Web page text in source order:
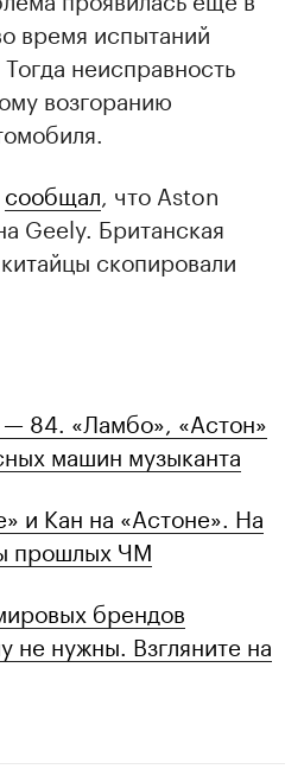
время испытаний
неисправность
возгоранию
сообщал , что Aston
Geely. Британская
скопировали
84. «Ламбо», «Астон»
машин музыканта
и Кан на «Астоне». На
прошлых ЧМ
брендов
не нужны. Взгляните на